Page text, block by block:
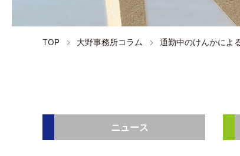
TOP 大野事務所コラム 通勤中のけんかによ
ニュース